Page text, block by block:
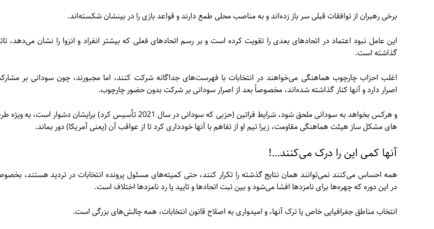
برخی رهبران از توافقات قبلی سر باز زده‌اند و به مناصب محلی طمع دارند و قواعد بازی را در بینشان شکسته‌اند.
این عامل نبود اعتماد در اتحادهای بعدی را تقویت کرده است و بر رسم اتحادهای فعلی که بیشتر انفراد و انزوا را نشان می‌دهد،
گذاشته است.
اغلب احزاب چارچوب هماهنگی می‌خواهند در انتخابات با فهرست‌های جداگانه شرکت کنند، اما مجبورند، چون سودانی بر
اصرار دارد و آنها کنار گذاشته شده‌اند، مخصوصاً بعد از اصرار سودانی بر شرکت بدون حضور چارچوب.
و هرکس بخواهد به سودانی ملحق شود، شرایط فراتین (حزبی که سودانی در سال 2021 تأسیس کرد) برایشان دشوار است، به
های مشکل ساز هیئت هماهنگی مقاومت، زیرا تیم او از تفاهم با آنها خودداری کرد تا از عواقب آن (یعنی آمریکا) دور بماند.
آنها کمی این را درک می‌کنند…!
همه احساس می‌کنند نمی‌توانند همان نتایج گذشته را تکرار کنند، حتی کمیته‌های مسئول پرونده انتخابات در تردید هستند،
در این دوره که چهره‌ها برای نامزدها افشا می‌شود و بین ثبت اتحادها و تایید یا رد نامزدها اختلاف است.
انتخاب مناطق جغرافیایی خاص یا ترک آنها، و امیدواری به اصلاح قانون انتخابات، همه چالش‌های بزرگی است.